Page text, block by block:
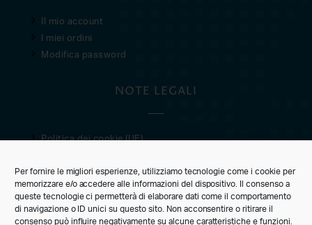
Per fornire le migliori esperienze, utilizziamo tecnologie come i cookie per
memorizzare e/o accedere alle informazioni del dispositivo. Il consenso a
queste tecnologie ci permetterà di elaborare dati come il comportamento
di navigazione o ID unici su questo sito. Non acconsentire o ritirare il
consenso può influire negativamente su alcune caratteristiche e funzioni.
Il mio account
I miei ordini
Modifica password
NOTE LEGALI
Politica dei cookie (UE)
Condizioni di vendita
CUSTOMER CARE